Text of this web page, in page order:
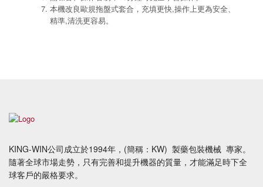
本機改良歐規拖盤式套合，充填更快,操作上更為安全、
精準,清洗更容易。
KING-WIN公司成立於1994年，(簡稱：KW) 製藥包裝機械 專家。
​隨著全球市場走勢，只有完善和提升機器的質量，才能滿足時下全
球客戶的嚴格要求。